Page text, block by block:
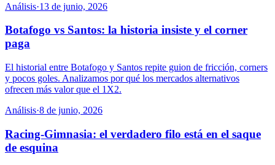
Análisis·13 de junio, 2026
Botafogo vs Santos: la historia insiste y el corner
paga
El historial entre Botafogo y Santos repite guion de fricción, corners
y pocos goles. Analizamos por qué los mercados alternativos
ofrecen más valor que el 1X2.
Análisis·8 de junio, 2026
Racing-Gimnasia: el verdadero filo está en el saque
de esquina